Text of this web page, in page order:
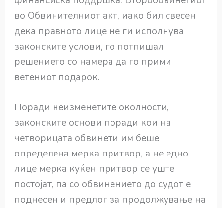
во Обвинителниот акт, иако бил свесен
дека правното лице не ги исполнува
законските услови, го потпишал
решението со намера да го прими
ветениот подарок.
Поради неизменетите околности,
законските основи поради кои на
четворицата обвинети им беше
определена мерка притвор, а не едно
лице мерка куќен притвор се уште
постојат, па со обвинението до судот е
поднесен и предлог за продолжување на